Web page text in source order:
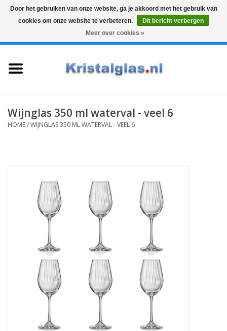
Graveren
Karaffen
Koffie & Thee
Bar & Wijn
Wijnglas 350 ml waterval - veel 6
HOME/WIJNGLAS 350 ML WATERVAL - VEEL 6
Door het gebruiken van onze website, ga je akkoord met het gebruik van
cookies om onze website te verbeteren.
Dit bericht verbergen
Meer over cookies »